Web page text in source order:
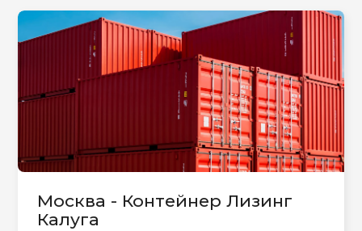
Москва - Контейнер Лизинг
Калуга